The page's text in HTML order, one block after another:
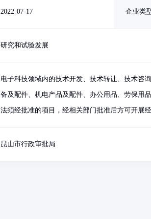
2022-07-17 企业类
研究和试验发展
电子科技领域内的技术开发、技术转让、技术咨
备及配件、机电产品及配件、办公用品、劳保用
法须经批准的项目，经相关部门批准后方可开展经
昆山市行政审批局